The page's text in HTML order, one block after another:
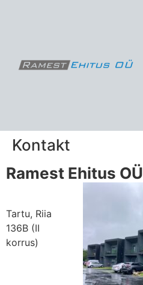
Kontakt
Ramest Ehitus OÜ
Tartu, Riia
136B (II
korrus)